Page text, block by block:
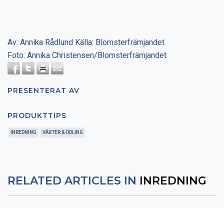
Av: Annika Rådlund Källa: Blomsterfrämjandet
Foto: Annika Christensen/Blomsterfrämjandet
PRESENTERAT AV
PRODUKTTIPS
INREDNING VÄXTER & ODLING
RELATED ARTICLES IN INREDNING